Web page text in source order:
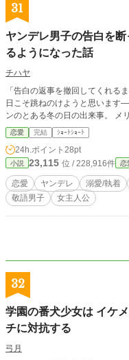
31
ヤンデレ男子の告白を
るようになった話
チハヤ
「告白の返事を撤回してくれる
日こそ跳ねのけようと思います――。 ヤンデレ男子×他に好きな人がい
ンのとある冬の日の出来事。 メ
恋愛 完結 ｼｮｰﾄｼｮｰﾄ
24h.ポイント 28pt
小説 23,115 位 / 228,916件 恋
恋愛 ヤンデレ 溺愛/執着
敬語男子
女主人公
32
学園の番犬少女は イケ
チに対抗する
弓月